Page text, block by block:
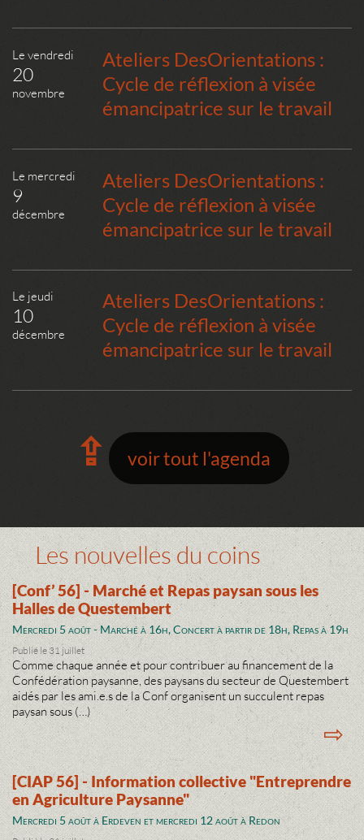
Le vendredi
20
novembre
Ateliers DesOrientations :
Cycle de réflexion à visée
émancipatrice sur le travail
Le mercredi
9
décembre
Ateliers DesOrientations :
Cycle de réflexion à visée
émancipatrice sur le travail
Le jeudi
10
décembre
Ateliers DesOrientations :
Cycle de réflexion à visée
émancipatrice sur le travail
⇪ voir tout l'agenda
Les nouvelles du coins
[Conf’ 56] - Marché et Repas paysan sous les
Halles de Questembert
Mercredi 5 août - Marché à 16h, Concert à partir de 18h, Repas à 19h
Publié le 31 juillet
Comme chaque année et pour contribuer au financement de la
Confédération paysanne, des paysans du secteur de Questembert
aidés par les ami.e.s de la Conf organisent un succulent repas
paysan sous (…)
⇨
[CIAP 56] - Information collective "Entreprendre
en Agriculture Paysanne"
Mercredi 5 août à Erdeven et mercredi 12 août à Redon